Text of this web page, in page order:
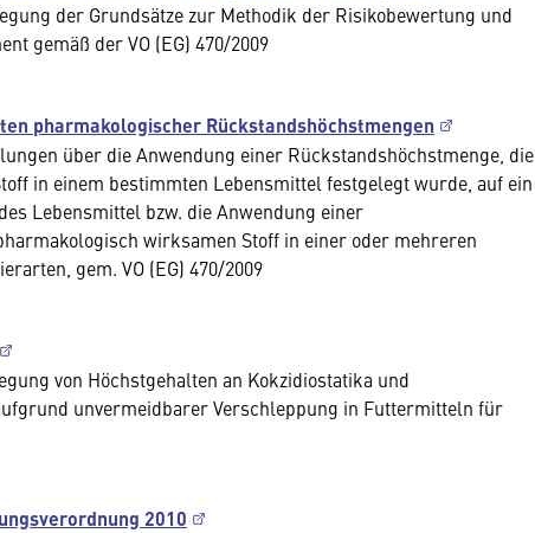
der Grundsätze zur Methodik der Risikobewertung und
gemäß der VO (EG) 470/2009
pharmakologischer Rückstandshöchstmengen
über die Anwendung einer Rückstandshöchstmenge, die
in einem bestimmten Lebensmittel festgelegt wurde, auf ein
Lebensmittel bzw. die Anwendung einer
wirksamen Stoff in einer oder mehreren
gem. VO (EG) 470/2009
von Höchstgehalten an Kokzidiostatika und
unvermeidbarer Verschleppung in Futtermitteln für
2010